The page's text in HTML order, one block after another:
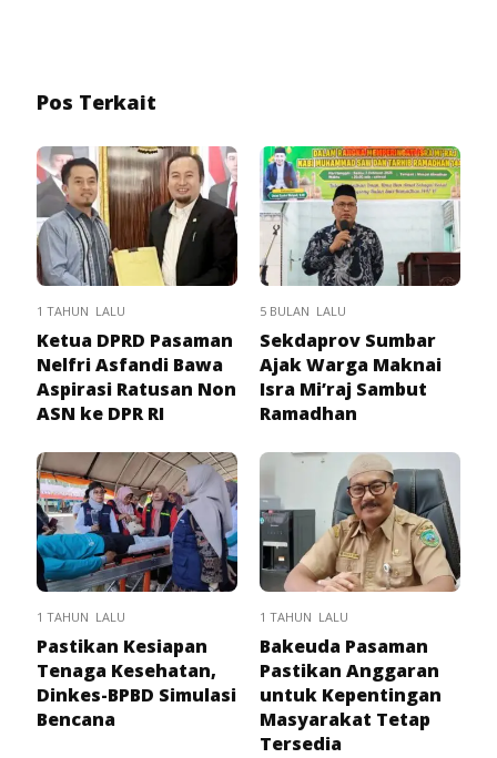
Pos Terkait
1 TAHUN LALU
Ketua DPRD Pasaman
Nelfri Asfandi Bawa
Aspirasi Ratusan Non
ASN ke DPR RI
5 BULAN LALU
Sekdaprov Sumbar
Ajak Warga Maknai
Isra Mi’raj Sambut
Ramadhan
1 TAHUN LALU
Pastikan Kesiapan
Tenaga Kesehatan,
Dinkes-BPBD Simulasi
Bencana
1 TAHUN LALU
Bakeuda Pasaman
Pastikan Anggaran
untuk Kepentingan
Masyarakat Tetap
Tersedia